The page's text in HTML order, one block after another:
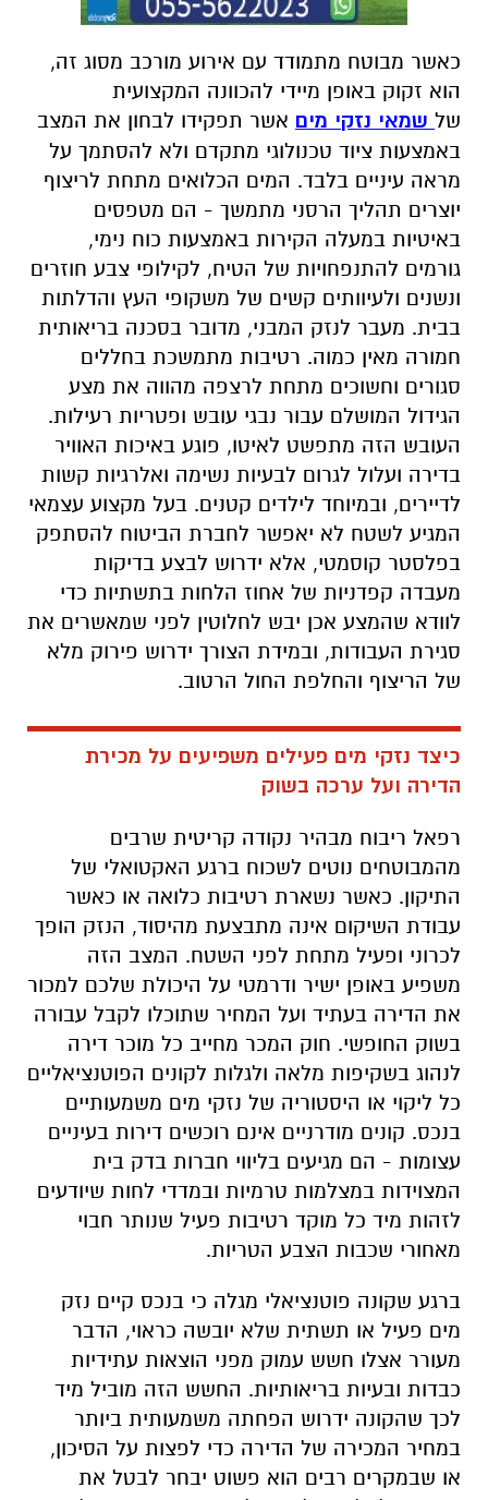
כאשר מבוטח מתמודד עם אירוע מורכב מסוג זה,
הוא זקוק באופן מיידי להכוונה המקצועית
של שמאי נזקי מים אשר תפקידו לבחון את המצב
באמצעות ציוד טכנולוגי מתקדם ולא להסתמך על
מראה עיניים בלבד. המים הכלואים מתחת לריצוף
יוצרים תהליך הרסני מתמשך - הם מטפסים
באיטיות במעלה הקירות באמצעות כוח נימי,
גורמים להתנפחויות של הטיח, לקילופי צבע חוזרים
ונשנים ולעיוותים קשים של משקופי העץ והדלתות
בבית. מעבר לנזק המבני, מדובר בסכנה בריאותית
חמורה מאין כמוה. רטיבות מתמשכת בחללים
סגורים וחשוכים מתחת לרצפה מהווה את מצע
הגידול המושלם עבור נבגי עובש ופטריות רעילות.
העובש הזה מתפשט לאיטו, פוגע באיכות האוויר
בדירה ועלול לגרום לבעיות נשימה ואלרגיות קשות
לדיירים, ובמיוחד לילדים קטנים. בעל מקצוע עצמאי
המגיע לשטח לא יאפשר לחברת הביטוח להסתפק
בפלסטר קוסמטי, אלא ידרוש לבצע בדיקות
מעבדה קפדניות של אחוז הלחות בתשתיות כדי
לוודא שהמצע אכן יבש לחלוטין לפני שמאשרים את
סגירת העבודות, ובמידת הצורך ידרוש פירוק מלא
של הריצוף והחלפת החול הרטוב.
כיצד נזקי מים פעילים משפיעים על מכירת
הדירה ועל ערכה בשוק
רפאל ריבוח מבהיר נקודה קריטית שרבים
מהמבוטחים נוטים לשכוח ברגע האקטואלי של
התיקון. כאשר נשארת רטיבות כלואה או כאשר
עבודת השיקום אינה מתבצעת מהיסוד, הנזק הופך
לכרוני ופעיל מתחת לפני השטח. המצב הזה
משפיע באופן ישיר ודרמטי על היכולת שלכם למכור
את הדירה בעתיד ועל המחיר שתוכלו לקבל עבורה
בשוק החופשי. חוק המכר מחייב כל מוכר דירה
לנהוג בשקיפות מלאה ולגלות לקונים הפוטנציאליים
כל ליקוי או היסטוריה של נזקי מים משמעותיים
בנכס. קונים מודרניים אינם רוכשים דירות בעיניים
עצומות - הם מגיעים בליווי חברות בדק בית
המצוידות במצלמות טרמיות ובמדדי לחות שיודעים
לזהות מיד כל מוקד רטיבות פעיל שנותר חבוי
מאחורי שכבות הצבע הטריות.
ברגע שקונה פוטנציאלי מגלה כי בנכס קיים נזק
מים פעיל או תשתית שלא יובשה כראוי, הדבר
מעורר אצלו חשש עמוק מפני הוצאות עתידיות
כבדות ובעיות בריאותיות. החשש הזה מוביל מיד
לכך שהקונה ידרוש הפחתה משמעותית ביותר
במחיר המכירה של הדירה כדי לפצות על הסיכון,
או שבמקרים רבים הוא פשוט יבחר לבטל את